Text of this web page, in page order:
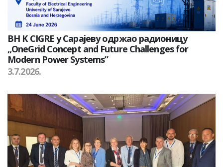
BH K CIGRE у Сарајеву одржао радионицу
„OneGrid Concept and Future Challenges for
Modern Power Systems”
3.7.2026.